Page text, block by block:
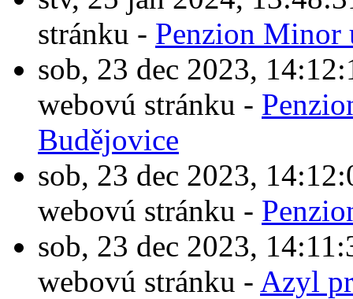
stránku - Penzion Minor
sob, 23 dec 2023,
webovú stránku -
Budějovice
sob, 23 dec 2023,
webovú stránku -
sob, 23 dec 2023,
webovú stránku - Azyl